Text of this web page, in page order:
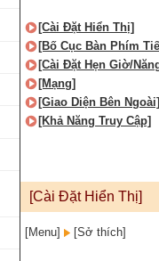
[Cài Đặt Hiển Thị]
[Bố Cục Bàn Phím
[Cài Đặt Hẹn Giờ/
[Mạng]
[Giao Diện Bên Ngoài]
[Khả Năng Truy Cập]
[Cài Đặt Hiển Thị]
[Menu] [Sở thích]